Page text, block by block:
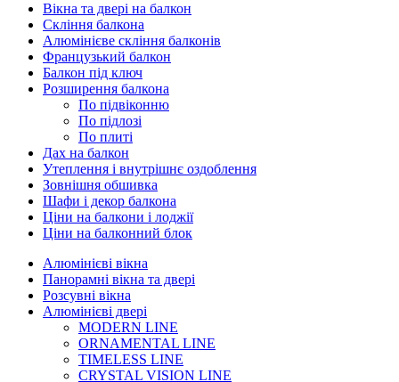
Вікна та двері на балкон
Скління балкона
Алюмінієве скління балконів
Французький балкон
Балкон під ключ
Розширення балкона
По підвіконню
По підлозі
По плиті
Дах на балкон
Утеплення і внутрішнє оздоблення
Зовнішня обшивка
Шафи і декор балкона
Ціни на балкони і лоджії
Ціни на балконний блок
Алюмінієві вікна
Панорамні вікна та двері
Розсувні вікна
Алюмінієві двері
MODERN LINE
ORNAMENTAL LINE
TIMELESS LINE
CRYSTAL VISION LINE